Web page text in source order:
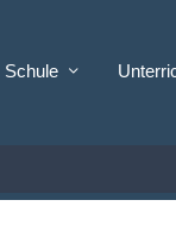
Schule